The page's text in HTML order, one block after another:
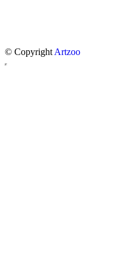
© Copyright Artzoo